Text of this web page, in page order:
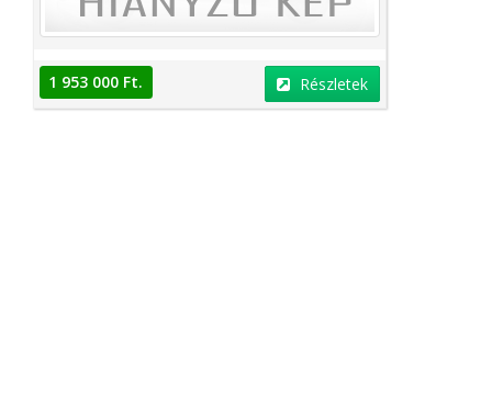
1 953 000 Ft. Részletek